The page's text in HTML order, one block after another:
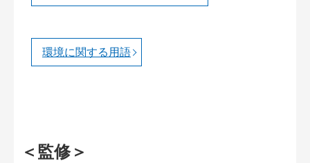
環境に関する用語
＜監修＞